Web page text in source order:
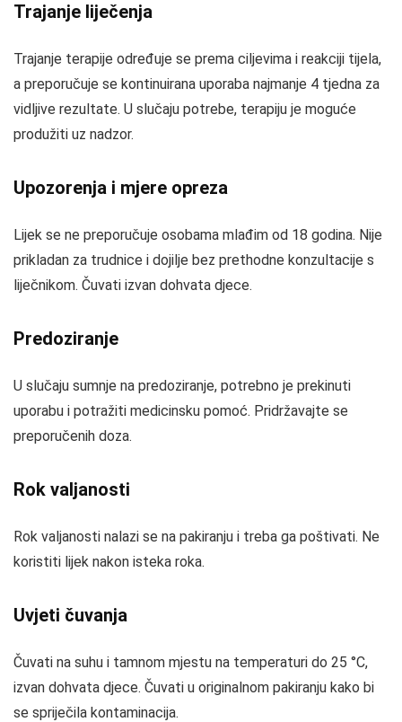
Trajanje liječenja
Trajanje terapije određuje se prema ciljevima i reakciji tijela,
a preporučuje se kontinuirana uporaba najmanje 4 tjedna za
vidljive rezultate. U slučaju potrebe, terapiju je moguće
produžiti uz nadzor.
Upozorenja i mjere opreza
Lijek se ne preporučuje osobama mlađim od 18 godina. Nije
prikladan za trudnice i dojilje bez prethodne konzultacije s
liječnikom. Čuvati izvan dohvata djece.
Predoziranje
U slučaju sumnje na predoziranje, potrebno je prekinuti
uporabu i potražiti medicinsku pomoć. Pridržavajte se
preporučenih doza.
Rok valjanosti
Rok valjanosti nalazi se na pakiranju i treba ga poštivati. Ne
koristiti lijek nakon isteka roka.
Uvjeti čuvanja
Čuvati na suhu i tamnom mjestu na temperaturi do 25 °C,
izvan dohvata djece. Čuvati u originalnom pakiranju kako bi
se spriječila kontaminacija.